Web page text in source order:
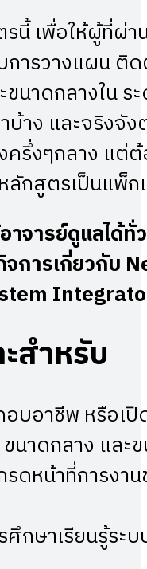
เพื่อให้ผู้ที่ผ่า
การวางแผน
นาดกลางใน
ง และจริงจัง
ครึ่งๆกลาง แต่
กสูตรเป็นแพ็ก
าจารย์ดูแลได้ทั่
จการเกี่ยวกับ
สำหรับ
บอาชีพ หรือเ
ขนาดกลาง และ
ดหน้าที่การงา
กษาเรียนรู้ระ